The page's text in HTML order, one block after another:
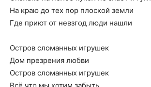
На краю до тех пор плоской земли
Где приют от невзгод люди нашли
Остров сломанных игрушек
Дом презрения любви
Остров сломанных игрушек